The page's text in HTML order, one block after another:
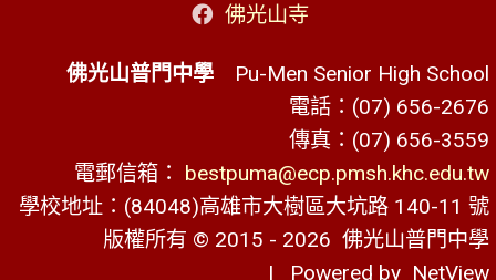
佛光山寺
佛光山普門中學 Pu-Men Senior High School
電話：(07) 656-2676
傳真：(07) 656-3559
電郵信箱： bestpuma@ecp.pmsh.khc.edu.tw
學校地址：(84048)高雄市大樹區大坑路 140-11 號
版權所有 © 2015 - 2026 佛光山普門中學
| Powered by NetView